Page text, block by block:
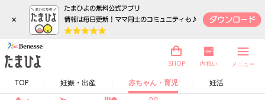
×
TOP 妊娠・出産 赤ちゃん・育児 妊活
SHOP 内祝い メニュー